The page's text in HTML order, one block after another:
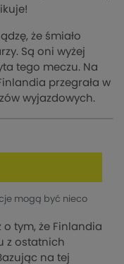
że śmiało
Są oni wyżej
tego meczu. Na
przegrała w
wyjazdowych.
mogą być nieco
tym, że Finlandia
z ostatnich
na tej